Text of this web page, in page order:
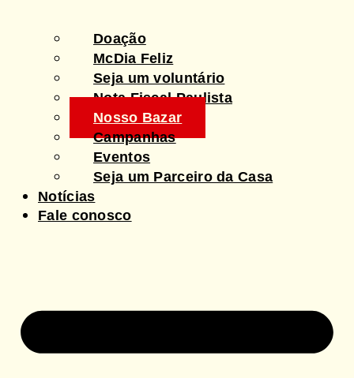
Doação
McDia Feliz
Seja um voluntário
Nota Fiscal Paulista
Nosso Bazar
Campanhas
Eventos
Seja um Parceiro da Casa
Notícias
Fale conosco